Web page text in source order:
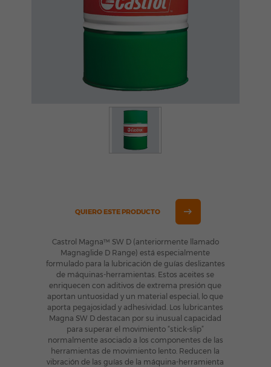
QUIERO ESTE PRODUCTO
Castrol Magna™ SW D (anteriormente llamado
Magnaglide D Range) está especialmente
formulado para la lubricación de guías deslizantes
de máquinas-herramientas. Estos aceites se
enriquecen con aditivos de extrema presión que
aportan untuosidad y un material especial, lo que
aporta pegajosidad y adhesividad. Los lubricantes
Magna SW D destacan por su inusual capacidad
para superar el movimiento “stick-slip”
normalmenteasociado a los componentes de las
herramientas de movimiento lento. Reducen la
vibración de las guías de la máquina-herramienta